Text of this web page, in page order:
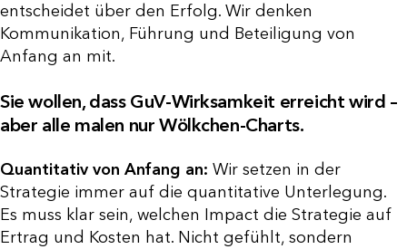
entscheidet über den Erfolg. Wir denken
Kommunikation, Führung und Beteiligung von
Anfang an mit.
Sie wollen, dass GuV-Wirksamkeit erreicht wird –
aber alle malen nur Wölkchen-Charts.
Quantitativ von Anfang an: Wir setzen in der
Strategie immer auf die quantitative Unterlegung.
Es muss klar sein, welchen Impact die Strategie auf
Ertrag und Kosten hat. Nicht gefühlt, sondern